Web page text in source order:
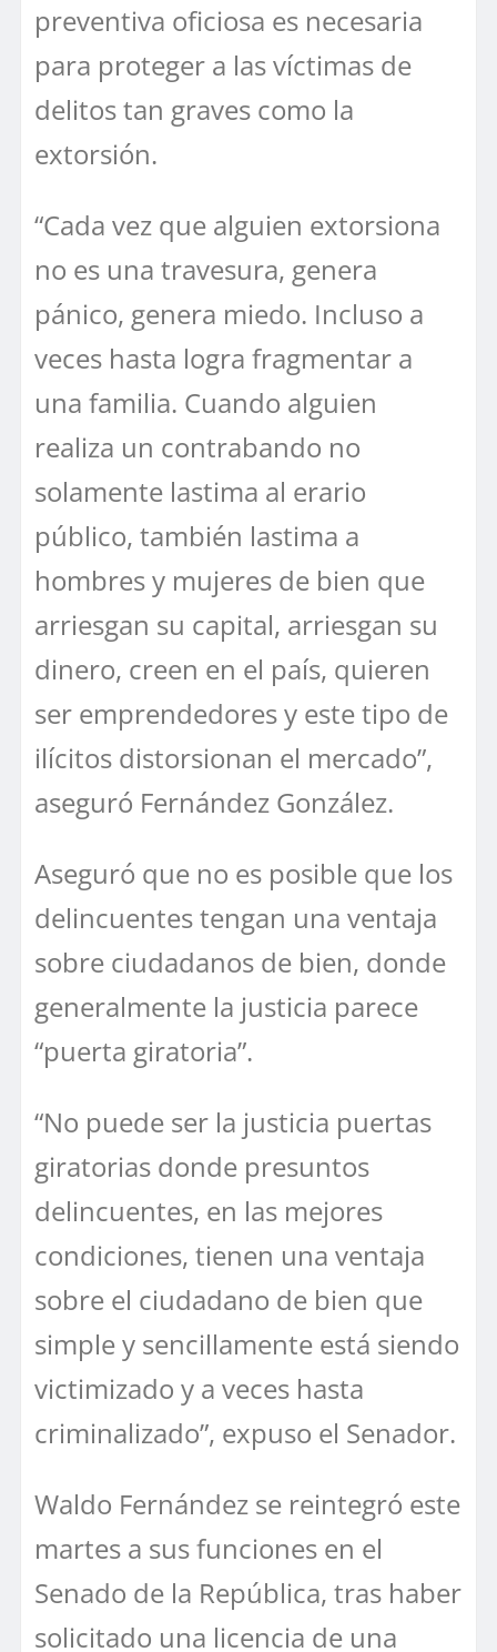
preventiva oficiosa es necesaria
para proteger a las víctimas de
delitos tan graves como la
extorsión.
“Cada vez que alguien extorsiona
no es una travesura, genera
pánico, genera miedo. Incluso a
veces hasta logra fragmentar a
una familia. Cuando alguien
realiza un contrabando no
solamente lastima al erario
público, también lastima a
hombres y mujeres de bien que
arriesgan su capital, arriesgan su
dinero, creen en el país, quieren
ser emprendedores y este tipo de
ilícitos distorsionan el mercado”,
aseguró Fernández González.
Aseguró que no es posible que los
delincuentes tengan una ventaja
sobre ciudadanos de bien, donde
generalmente la justicia parece
“puerta giratoria”.
“No puede ser la justicia puertas
giratorias donde presuntos
delincuentes, en las mejores
condiciones, tienen una ventaja
sobre el ciudadano de bien que
simple y sencillamente está siendo
victimizado y a veces hasta
criminalizado”, expuso el Senador.
Waldo Fernández se reintegró este
martes a sus funciones en el
Senado de la República, tras haber
solicitado una licencia de una